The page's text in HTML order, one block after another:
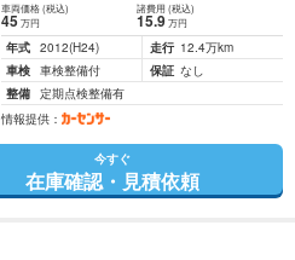
車両価格(税込)
45万円
諸費用 (税込)
15.9 万円
年式 2012(H24) 走行 12.4万km
車検 車検整備付 保証 なし
整備 定期点検整備有
情報提供：
今すぐ
在庫確認・見積依頼